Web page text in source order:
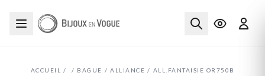
ACCUEIL / / BAGUE / ALLIANCE / ALL.FANTAISIE OR750B